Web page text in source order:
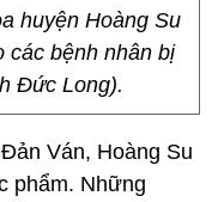
huyện Hoàng Su
các bệnh nhân bị
Đức Long).
Ván, Hoàng Su
phẩm. Những